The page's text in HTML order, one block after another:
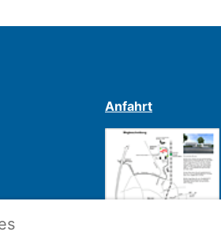
Anfahrt